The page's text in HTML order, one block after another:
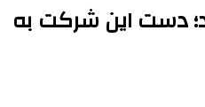
دست این شرکت به